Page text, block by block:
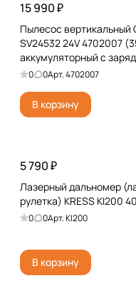
15 990 ₽
Пылесос вертикальный
SV24532 24V 4702007
аккумуляторный с
устройством, с ЗБ
0 0Арт.4702007
В корзину
5 790 ₽
Лазерный дальномер
рулетка) KRESS KI200
0 0Арт.KI200
В корзину